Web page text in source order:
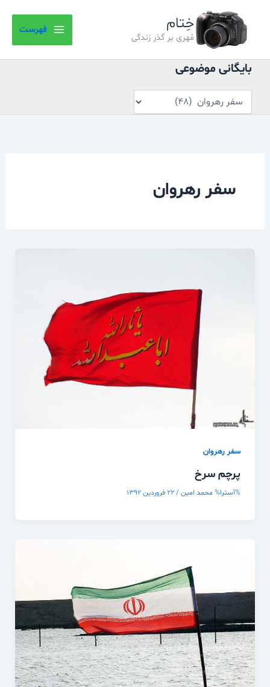
خِتام
مُهری بر گذر زندگی
فهرست
بایگانی موضوعی
موضوعی
سفر رهروان
سفر رهروان
پرچم سرخ
%آسترا% محمد امین/۲۲ فروردین ۱۳۹۲